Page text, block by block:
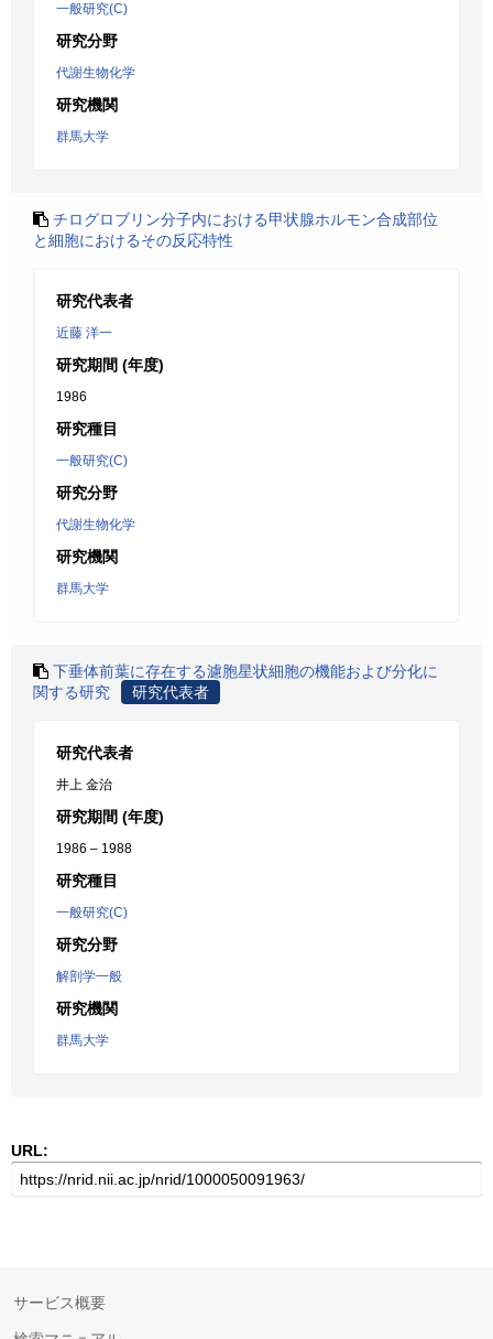
一般研究(C)
研究分野
代謝生物化学
研究機関
群馬大学
チログロブリン分子内における甲状腺ホルモン合成部位
と細胞におけるその反応特性
研究代表者
近藤 洋一
研究期間 (年度)
1986
研究種目
一般研究(C)
研究分野
代謝生物化学
研究機関
群馬大学
下垂体前葉に存在する濾胞星状細胞の機能および分化に
関する研究
研究代表者
研究代表者
井上 金治
研究期間 (年度)
1986 – 1988
研究種目
一般研究(C)
研究分野
解剖学一般
研究機関
群馬大学
URL:
サービス概要